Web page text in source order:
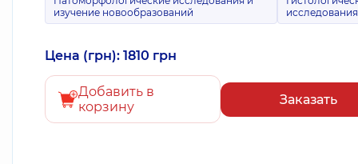
изучение новообразований
исследования
Цена (грн): 1810 грн
Добавить в
корзину
Заказать